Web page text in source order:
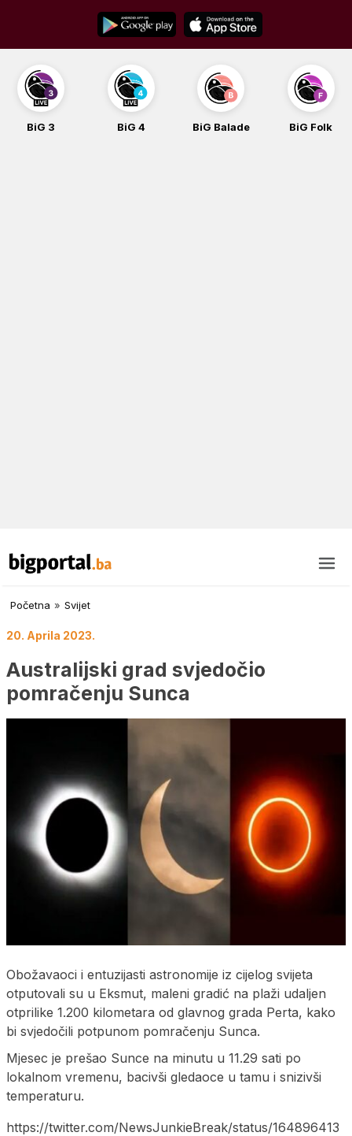
content
BiG 3 BiG 4 BiG Balade BiG Folk
Početna » Svijet
20. Aprila 2023.
Australijski grad svjedočio
pomračenju Sunca
Obožavaoci i entuzijasti astronomije iz cijelog svijeta
otputovali su u Eksmut, maleni gradić na plaži udaljen
otprilike 1.200 kilometara od glavnog grada Perta, kako
bi svjedočili potpunom pomračenju Sunca.
Mjesec je prešao Sunce na minutu u 11.29 sati po
lokalnom vremenu, bacivši gledaoce u tamu i snizivši
temperaturu.
https://twitter.com/NewsJunkieBreak/status/164896413